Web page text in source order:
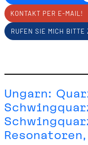
KONTAKT PER E-MAIL!
RUFEN SIE MICH BITTE
Ungarn: